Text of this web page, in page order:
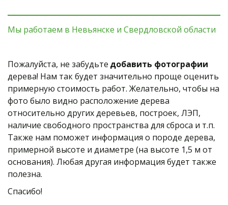
Мы работаем в Невьянске и Свердловской области
Пожалуйста, не забудьте добавить фотографии
дерева! Нам так будет значительно проще оценить
примерную стоимость работ. Желательно, чтобы на
фото было видно расположение дерева
относительно других деревьев, построек, ЛЭП,
наличие свободного пространства для сброса и т.п.
Также нам поможет информация о породе дерева,
примерной высоте и диаметре (на высоте 1,5 м от
основания). Любая другая информация будет также
полезна.
Спасибо!